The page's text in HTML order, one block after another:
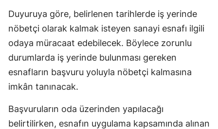
Duyuruya göre, belirlenen tarihlerde iş yerinde
nöbetçi olarak kalmak isteyen sanayi esnafı ilgili
odaya müracaat edebilecek. Böylece zorunlu
durumlarda iş yerinde bulunması gereken
esnafların başvuru yoluyla nöbetçi kalmasına
imkân tanınacak.
Başvuruların oda üzerinden yapılacağı
belirtilirken, esnafın uygulama kapsamında alınan